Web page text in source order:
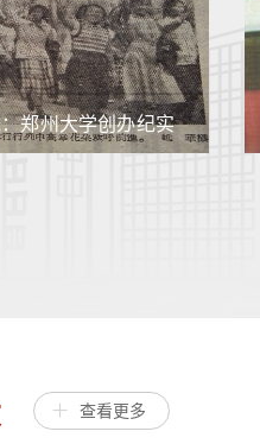
郑州大学创办纪实
查看更多